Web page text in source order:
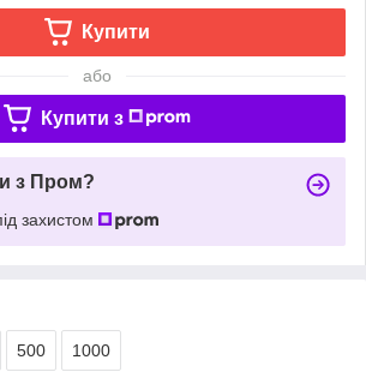
Купити
або
Купити з
з Пром?
захистом
500 1000